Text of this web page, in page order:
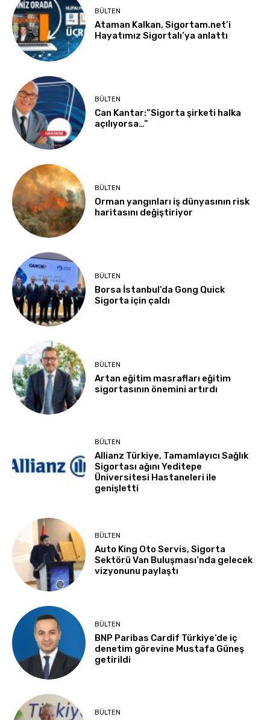
BÜLTEN
Ataman Kalkan, Sigortam.net’i
Hayatımız Sigortalı’ya anlattı
BÜLTEN
Can Kantar:”Sigorta şirketi halka
açılıyorsa…”
BÜLTEN
Orman yangınları iş dünyasının risk
haritasını değiştiriyor
BÜLTEN
Borsa İstanbul’da Gong Quick
Sigorta için çaldı
BÜLTEN
Artan eğitim masrafları eğitim
sigortasının önemini artırdı
BÜLTEN
Allianz Türkiye, Tamamlayıcı Sağlık
Sigortası ağını Yeditepe
Üniversitesi Hastaneleri ile
genişletti
BÜLTEN
Auto King Oto Servis, Sigorta
Sektörü Van Buluşması’nda gelecek
vizyonunu paylaştı
BÜLTEN
BNP Paribas Cardif Türkiye’de iç
denetim görevine Mustafa Güneş
getirildi
BÜLTEN